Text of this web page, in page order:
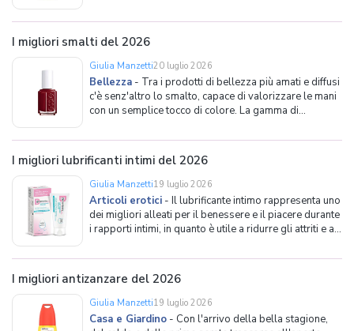
altri prodotti come balsami, tinte o gel per capelli, è
certamente uno dei prodott
I migliori smalti del 2026
Giulia Manzetti20 luglio 2026
Bellezza - Tra i prodotti di bellezza più amati e diffusi
c'è senz'altro lo smalto, capace di valorizzare le mani
con un semplice tocco di colore. La gamma di
pensata per esigenze e occasioni differenti. Si va dagli
smalti tradizionali, pratici e veloci da a
I migliori lubrificanti intimi del 2026
Giulia Manzetti19 luglio 2026
Articoli erotici - Il lubrificante intimo rappresenta uno
dei migliori alleati per il benessere e il piacere durante
i rapporti intimi, in quanto è utile a ridurre gli attriti e a
rientri ancora in quegli argomenti ancora considerati
tabù, va detto che si tratta di pro
I migliori antizanzare del 2026
Giulia Manzetti19 luglio 2026
Casa e Giardino - Con l'arrivo della bella stagione,